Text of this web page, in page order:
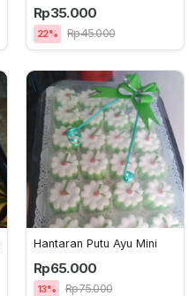
Rp35.000
22% Rp45.000
Hantaran Putu Ayu Mini
Rp65.000
13% Rp75.000